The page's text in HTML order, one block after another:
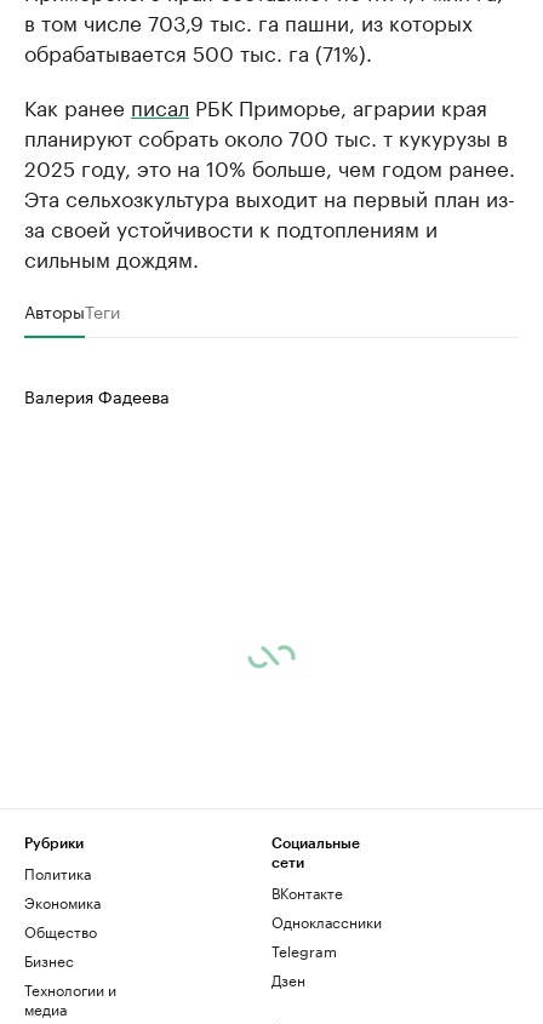
в том числе 703,9 тыс. га пашни, из которых
обрабатывается 500 тыс. га (71%).
Как ранее писал РБК Приморье, аграрии края
планируют собрать около 700 тыс. т кукурузы в
2025 году, это на 10% больше, чем годом ранее.
Эта сельхозкультура выходит на первый план из-
за своей устойчивости к подтоплениям и
сильным дождям.
АвторыТеги
Валерия Фадеева
Рубрики
Политика
Экономика
Общество
Бизнес
Технологии и
медиа
Социальные
сети
ВКонтакте
Одноклассники
Telegram
Дзен